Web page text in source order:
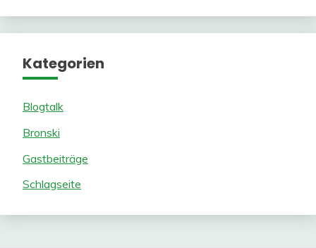
Kategorien
Blogtalk
Bronski
Gastbeiträge
Schlagseite